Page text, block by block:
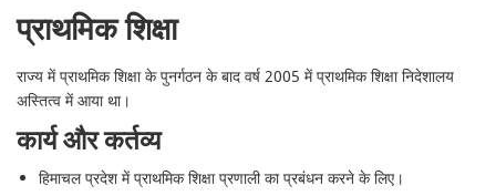
प्राथमिक शिक्षा
राज्य में प्राथमिक शिक्षा के पुनर्गठन के बाद वर्ष 2005 में प्राथमिक शिक्षा निदेशालय
अस्तित्व में आया था।
कार्य और कर्तव्य
हिमाचल प्रदेश में प्राथमिक शिक्षा प्रणाली का प्रबंधन करने के लिए।